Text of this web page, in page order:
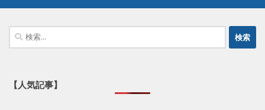
検
索:
【人気記事】